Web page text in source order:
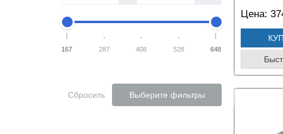
167 287 408 528 648
Сбросить Выберите фильтры
Цена: